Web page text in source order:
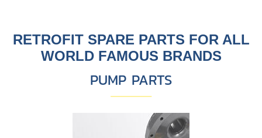
RETROFIT SPARE PARTS FOR ALL
WORLD FAMOUS BRANDS
PUMP PARTS